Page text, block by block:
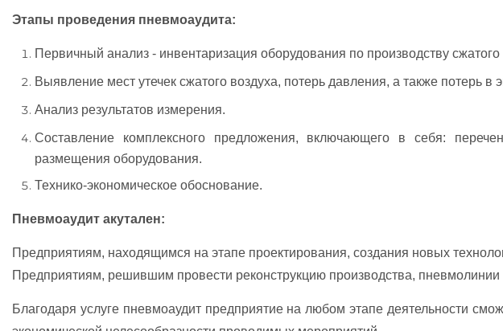
Этапы проведения пневмоаудита:
Первичный анализ - инвентаризация оборудования по производству
Выявление мест утечек сжатого воздуха, потерь давления, а также потерь в
Анализ результатов измерения.
Составление комплексного предложения, включающего в себя:
размещения оборудования.
Технико-экономическое обоснование.
Пневмоаудит акутален:
Предприятиям, находящимся на этапе проектирования, создания новых
Предприятиям, решившим провести реконструкцию производства,
Благодаря услуге пневмоаудит предприятие на любом этапе деятельности